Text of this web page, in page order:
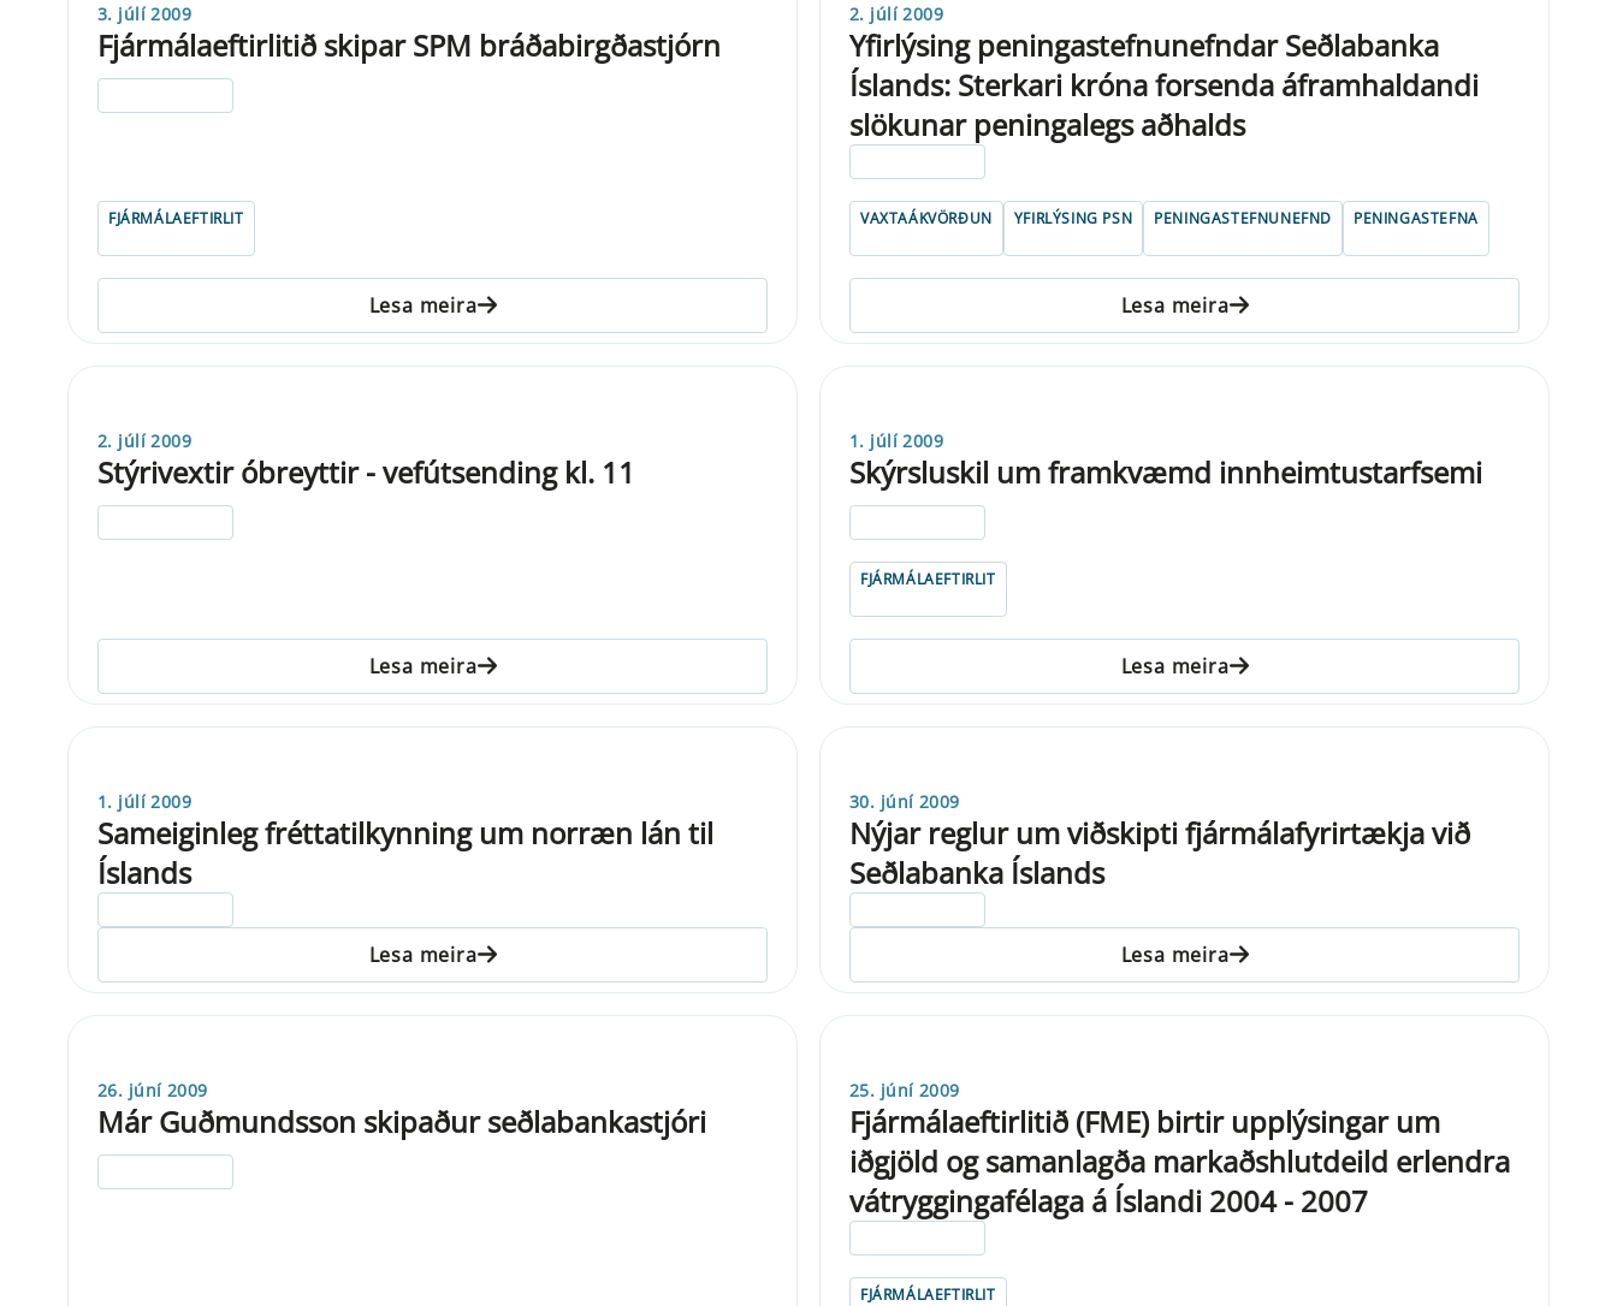
3. júlí 2009
Fjármálaeftirlitið skipar SPM bráðabirgðastjórn
FJÁRMÁLAEFTIRLIT
Lesa meira
2. júlí 2009
Yfirlýsing peningastefnunefndar Seðlabanka
Íslands: Sterkari króna forsenda áframhaldandi
slökunar peningalegs aðhalds
VAXTAÁKVÖRÐUN YFIRLÝSING PSN PENINGASTEFNUNEFND PENINGASTEFNA
Lesa meira
2. júlí 2009
Stýrivextir óbreyttir - vefútsending kl. 11
Lesa meira
1. júlí 2009
Skýrsluskil um framkvæmd innheimtustarfsemi
FJÁRMÁLAEFTIRLIT
Lesa meira
1. júlí 2009
Sameiginleg fréttatilkynning um norræn lán til
Íslands
Lesa meira
30. júní 2009
Nýjar reglur um viðskipti fjármálafyrirtækja við
Seðlabanka Íslands
Lesa meira
26. júní 2009
Már Guðmundsson skipaður seðlabankastjóri
25. júní 2009
Fjármálaeftirlitið (FME) birtir upplýsingar um
iðgjöld og samanlagða markaðshlutdeild erlendra
vátryggingafélaga á Íslandi 2004 - 2007
FJÁRMÁLAEFTIRLIT